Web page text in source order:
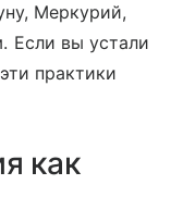
Меркурий,
Если вы устали
практики
как